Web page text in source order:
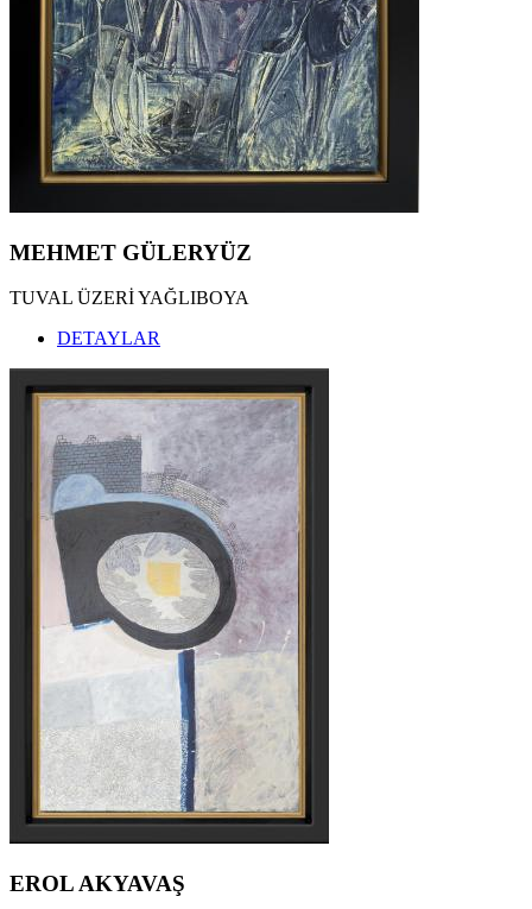
MEHMET GÜLERYÜZ
TUVAL ÜZERİ YAĞLIBOYA
DETAYLAR
EROL AKYAVAŞ